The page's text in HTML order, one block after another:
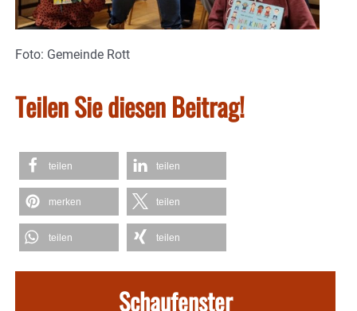
Foto: Gemeinde Rott
Teilen Sie diesen Beitrag!
teilen teilen
merken teilen
teilen teilen
Schaufenster